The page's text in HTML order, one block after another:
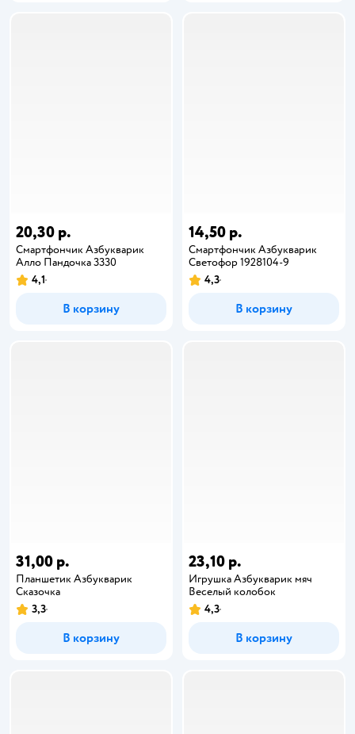
20,30 р.
Смартфончик Азбукварик
Алло Пандочка 3330
4,1
В корзину
14,50 р.
Смартфончик Азбукварик
Светофор 1928104-9
4,3
В корзину
31,00 р.
Планшетик Азбукварик
Сказочка
3,3
В корзину
23,10 р.
Игрушка Азбукварик мяч
Веселый колобок
4,3
В корзину